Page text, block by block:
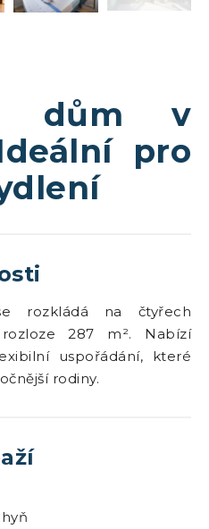
dům v
pro
rozkládá na čtyřech
287 m². Nabízí
uspořádání, které
rodiny.